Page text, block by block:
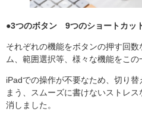
●3つのボタン 9つのショートカッ
それぞれの機能をボタンの押す回
ム、範囲選択等、様々な機能をこの
iPadでの操作が不要なため、切り
まう、スムーズに書けないストレ
消しました。